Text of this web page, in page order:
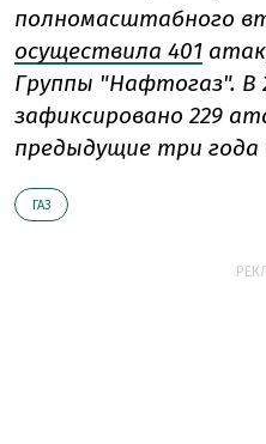
полномасштабного
осуществила 401
Группы "Нафтогаз". В
зафиксировано 229
предыдущие три
ГАЗ